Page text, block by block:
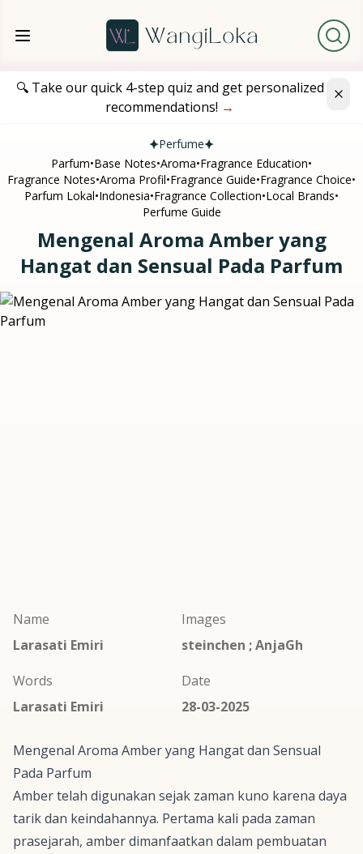
🔍 Take our quick 4-step quiz and get personalized
recommendations! →
Perfume
Parfum•Base Notes•Aroma•Fragrance Education•
Fragrance Notes•Aroma Profil•Fragrance Guide•Fragrance Choice•
Parfum Lokal•Indonesia•Fragrance Collection•Local Brands•
Perfume Guide
Mengenal Aroma Amber yang
Hangat dan Sensual Pada Parfum
Name
Larasati Emiri
Images
steinchen ; AnjaGh
Words
Larasati Emiri
Date
28-03-2025
Mengenal Aroma Amber yang Hangat dan Sensual
Pada Parfum
Amber telah digunakan sejak zaman kuno karena daya
tarik dan keindahannya. Pertama kali pada zaman
prasejarah, amber dimanfaatkan dalam pembuatan